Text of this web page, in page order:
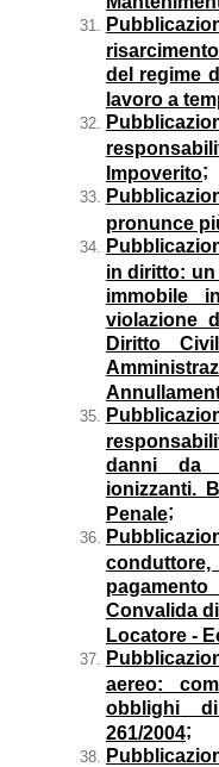
del regime
lavoro a
Impoverito;
pronunce
in diritto:
immobile
violazione
Diritto
danni da
ionizzanti.
Penale;
conduttore,
Convalida
Locatore -
aereo:
obblighi
261/2004;